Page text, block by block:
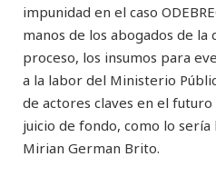
impunidad en el caso
manos de los abogados de
proceso, los insumos para
a la labor del Ministerio
de actores claves en el
juicio de fondo, como lo
Mirian German Brito.